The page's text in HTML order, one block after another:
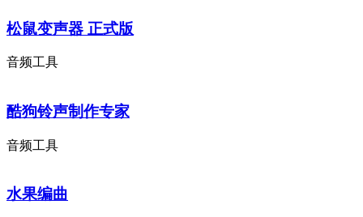
松鼠变声器 正式版
音频工具
酷狗铃声制作专家
音频工具
水果编曲